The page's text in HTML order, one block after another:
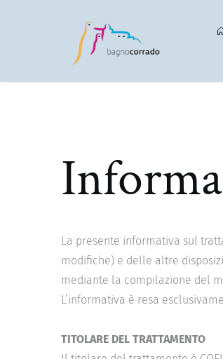
La presente informativa sul
modifiche) e delle altre
mediante la compilazione del
L’informativa è resa
TITOLARE DEL TRATTAMENTO